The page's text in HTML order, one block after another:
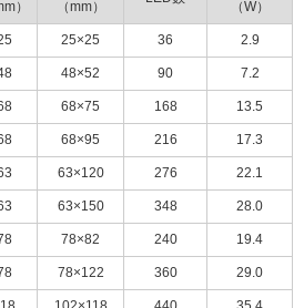
）
（mm）
（W）
25×25 36 2.9
48×52 90 7.2
68×75 168 13.5
68×95 216 17.3
63×120 276 22.1
63×150 348 28.0
78×82 240 19.4
78×122 360 29.0